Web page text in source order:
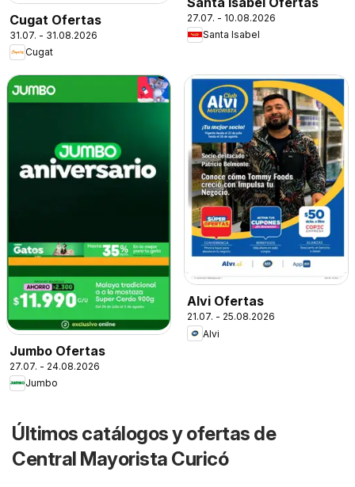
Cugat Ofertas
31.07. - 31.08.2026
Cugat
27.07. - 10.08.2026
Santa Isabel
Jumbo Ofertas
27.07. - 24.08.2026
Jumbo
Alvi Ofertas
21.07. - 25.08.2026
Alvi
Últimos catálogos y ofertas de
Central Mayorista Curicó